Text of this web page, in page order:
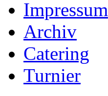
Impressum
Archiv
Catering
Turnier